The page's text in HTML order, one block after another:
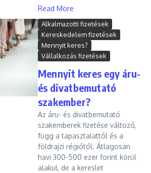
Read More
Alkalmazotti fizetések
Kereskedelem fizetések
Mennyit keres?
Vállalkozás fizetések
Mennyit keres egy áru-
és divatbemutató
szakember?
Az áru- és divatbemutató
szakemberek fizetése változó,
függ a tapasztalattól és a
földrajzi régiótól. Átlagosan
havi 300-500 ezer forint körül
alakul, de a kereslet